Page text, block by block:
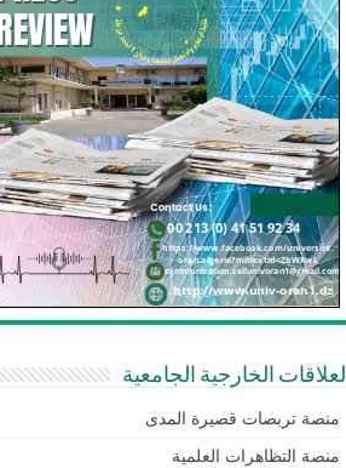
العلاقات الخارجية الجامعية
منصة تربصات قصيرة المدى
منصة التظاهرات العلمية